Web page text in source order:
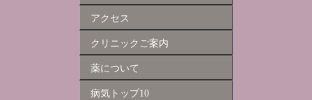
アクセス
クリニックご案内
薬について
病気トップ10